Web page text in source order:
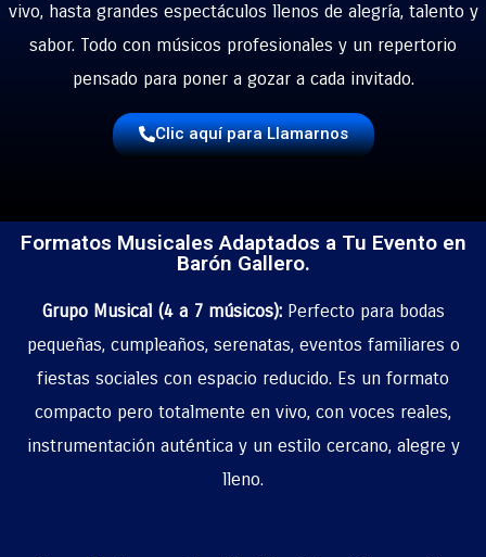
vivo, hasta grandes espectáculos llenos de alegría, talento y
sabor. Todo con músicos profesionales y un repertorio
pensado para poner a gozar a cada invitado.
Clic aquí para Llamarnos
Formatos Musicales Adaptados a Tu Evento en
Barón Gallero.
Grupo Musical (4 a 7 músicos): Perfecto para bodas
pequeñas, cumpleaños, serenatas, eventos familiares o
fiestas sociales con espacio reducido. Es un formato
compacto pero totalmente en vivo, con voces reales,
instrumentación auténtica y un estilo cercano, alegre y
lleno.